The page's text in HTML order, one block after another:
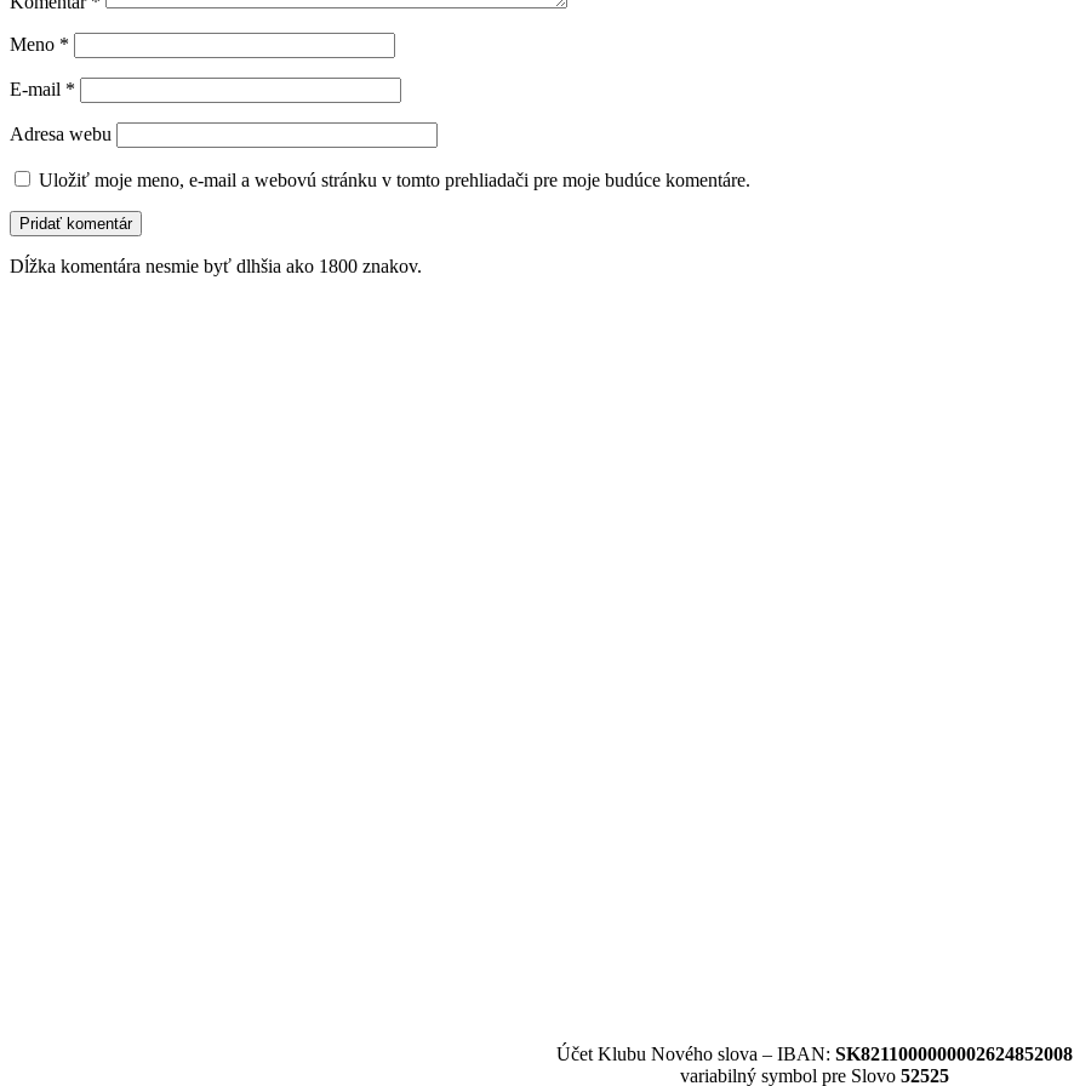
Meno *
E-mail *
Adresa webu
Uložiť moje meno, e-mail a webovú stránku v tomto prehliadači pre moje budúce komentáre.
Dĺžka komentára nesmie byť dlhšia ako 1800 znakov.
Účet Klubu Nového slova – IBAN: SK8211000000002624852008
variabilný symbol pre Slovo 52525